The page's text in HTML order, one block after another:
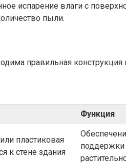
испарение влаги с
пыли.
правильная конструкция
Функция
пластиковая
к стене здания
поддержки